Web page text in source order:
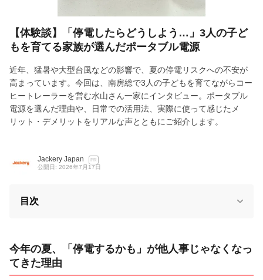
【体験談】「停電したらどうしよう…」3人の子ど
もを育てる家族が選んだポータブル電源
近年、猛暑や大型台風などの影響で、夏の停電リスクへの不安が
高まっています。今回は、南房総で3人の子どもを育てながらコー
ヒートレーラーを営む水山さん一家にインタビュー。ポータブル
電源を選んだ理由や、日常での活用法、実際に使って感じたメ
リット・デメリットをリアルな声とともにご紹介します。
Jackery Japan PR
公開日: 2026年7月17日
目次
今年の夏、「停電するかも」が他人事じゃなくなっ
てきた理由